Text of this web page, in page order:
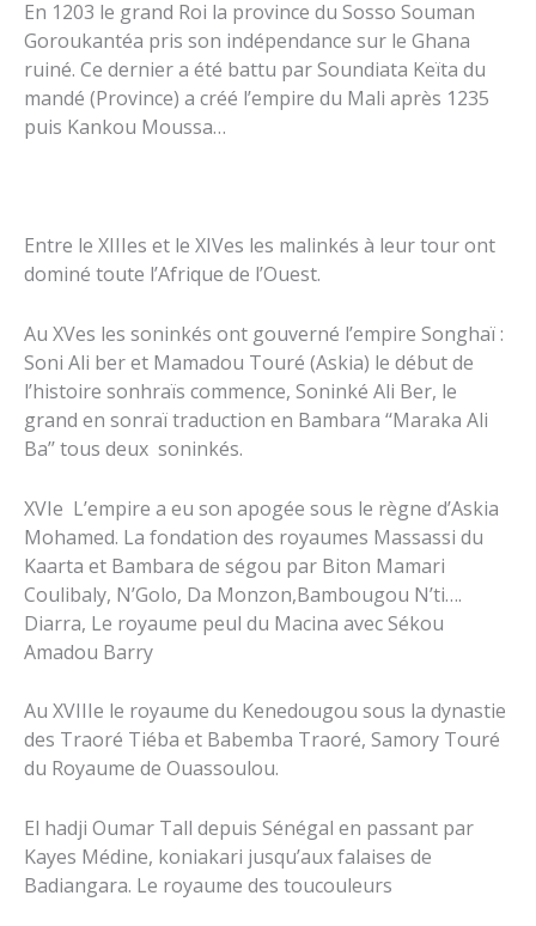
En 1203 le grand Roi la province du Sosso Souman
Goroukantéa pris son indépendance sur le Ghana
ruiné. Ce dernier a été battu par Soundiata Keïta du
mandé (Province) a créé l’empire du Mali après 1235
puis Kankou Moussa…
Entre le XIIIes et le XIVes les malinkés à leur tour ont
dominé toute l’Afrique de l’Ouest.
Au XVes les soninkés ont gouverné l’empire Songhaï :
Soni Ali ber et Mamadou Touré (Askia) le début de
l’histoire sonhraïs commence, Soninké Ali Ber, le
grand en sonraï traduction en Bambara ‘‘Maraka Ali
Ba’’ tous deux soninkés.
XVIe L’empire a eu son apogée sous le règne d’Askia
Mohamed. La fondation des royaumes Massassi du
Kaarta et Bambara de ségou par Biton Mamari
Coulibaly, N’Golo, Da Monzon,Bambougou N’ti….
Diarra, Le royaume peul du Macina avec Sékou
Amadou Barry
Au XVIIIe le royaume du Kenedougou sous la dynastie
des Traoré Tiéba et Babemba Traoré, Samory Touré
du Royaume de Ouassoulou.
El hadji Oumar Tall depuis Sénégal en passant par
Kayes Médine, koniakari jusqu’aux falaises de
Badiangara. Le royaume des toucouleurs